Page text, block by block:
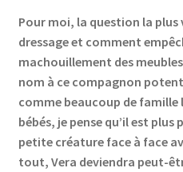
My Bookings
Private
Pour moi, la question la
dressage et comment
machouillement des
nom à ce compagnon
comme beaucoup de famille
bébés, je pense qu’il est
petite créature face à face
tout, Vera deviendra peut-